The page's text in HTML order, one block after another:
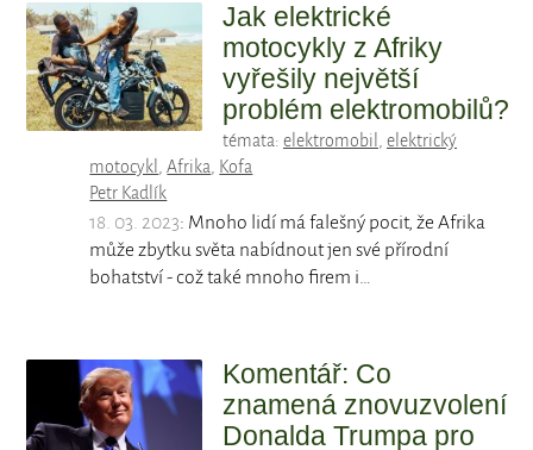
Jak elektrické
motocykly z Afriky
vyřešily největší
problém elektromobilů?
témata: elektromobil , elektrický
motocykl ,Afrika, Kofa
Petr Kadlík
18. 03. 2023: Mnoho lidí má falešný pocit, že Afrika
může zbytku světa nabídnout jen své přírodní
bohatství - což také mnoho firem i…
Komentář: Co
znamená znovuzvolení
Donalda Trumpa pro